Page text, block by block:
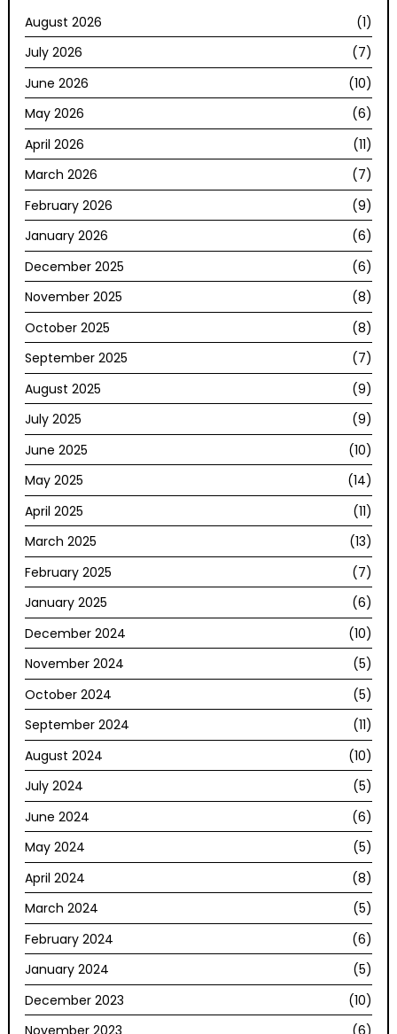
August 2026
(1)
July 2026
(7)
June 2026
(10)
May 2026
(6)
April 2026
(11)
March 2026
(7)
February 2026
(9)
January 2026
(6)
December 2025
(6)
November 2025
(8)
October 2025
(8)
September 2025
(7)
August 2025
(9)
July 2025
(9)
June 2025
(10)
May 2025
(14)
April 2025
(11)
March 2025
(13)
February 2025
(7)
January 2025
(6)
December 2024
(10)
November 2024
(5)
October 2024
(5)
September 2024
(11)
August 2024
(10)
July 2024
(5)
June 2024
(6)
May 2024
(5)
April 2024
(8)
March 2024
(5)
February 2024
(6)
January 2024
(5)
December 2023
(10)